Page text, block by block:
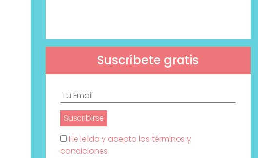
Suscríbete gratis
He leído y acepto los términos y
condiciones